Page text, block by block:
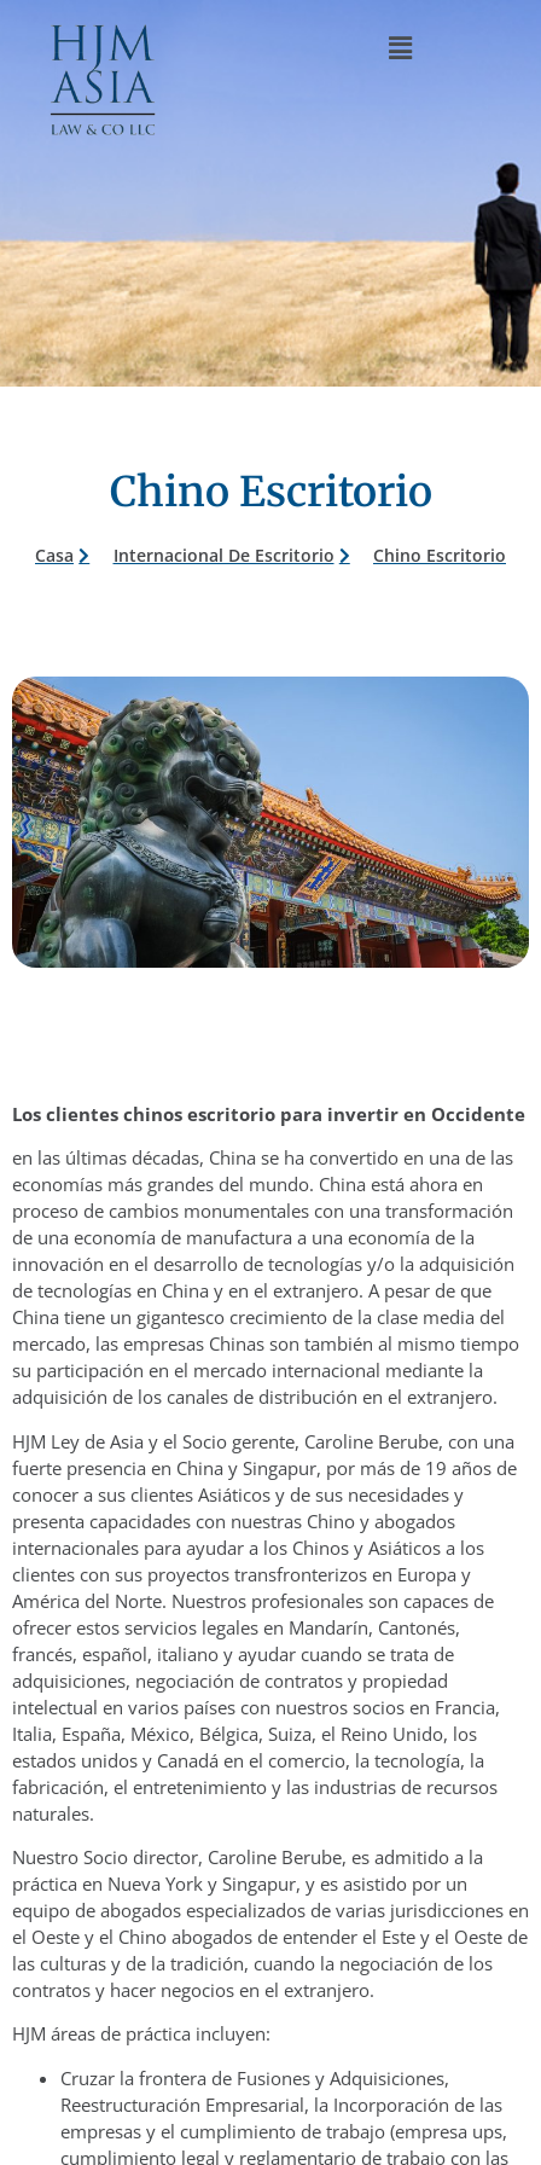
Chino Escritorio
Casa Internacional De Escritorio Chino Escritorio
Los clientes chinos escritorio para invertir en Occidente
en las últimas décadas, China se ha convertido en una de las
economías más grandes del mundo. China está ahora en
proceso de cambios monumentales con una transformación
de una economía de manufactura a una economía de la
innovación en el desarrollo de tecnologías y/o la adquisición
de tecnologías en China y en el extranjero. A pesar de que
China tiene un gigantesco crecimiento de la clase media del
mercado, las empresas Chinas son también al mismo tiempo
su participación en el mercado internacional mediante la
adquisición de los canales de distribución en el extranjero.
HJM Ley de Asia y el Socio gerente, Caroline Berube, con una
fuerte presencia en China y Singapur, por más de 19 años de
conocer a sus clientes Asiáticos y de sus necesidades y
presenta capacidades con nuestras Chino y abogados
internacionales para ayudar a los Chinos y Asiáticos a los
clientes con sus proyectos transfronterizos en Europa y
América del Norte. Nuestros profesionales son capaces de
ofrecer estos servicios legales en Mandarín, Cantonés,
francés, español, italiano y ayudar cuando se trata de
adquisiciones, negociación de contratos y propiedad
intelectual en varios países con nuestros socios en Francia,
Italia, España, México, Bélgica, Suiza, el Reino Unido, los
estados unidos y Canadá en el comercio, la tecnología, la
fabricación, el entretenimiento y las industrias de recursos
naturales.
Nuestro Socio director, Caroline Berube, es admitido a la
práctica en Nueva York y Singapur, y es asistido por un
equipo de abogados especializados de varias jurisdicciones en
el Oeste y el Chino abogados de entender el Este y el Oeste de
las culturas y de la tradición, cuando la negociación de los
contratos y hacer negocios en el extranjero.
HJM áreas de práctica incluyen:
Cruzar la frontera de Fusiones y Adquisiciones,
Reestructuración Empresarial, la Incorporación de las
empresas y el cumplimiento de trabajo (empresa ups,
cumplimiento legal y reglamentario de trabajo con las